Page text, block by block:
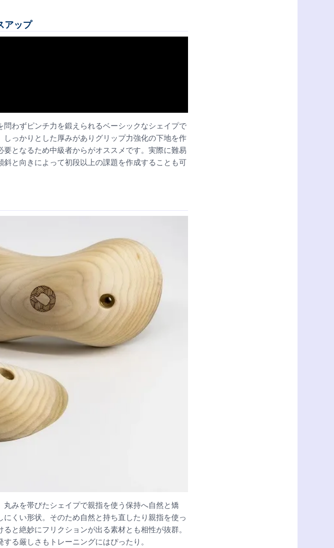
アップ
わずピンチ力を鍛えられるベーシックなシェイプで
っかりとした厚みがありグリップ力強化の下地を作
となるため中級者からがオススメです。実際に難易
と向きによって初段以上の課題を作成することも可
みを帯びたシェイプで親指を使う保持へ自然と矯
くい形状。そのため自然と持ち直したり親指を使っ
と絶妙にフリクションが出る素材とも相性が抜群。
る厳しさもトレーニングにはぴったり。